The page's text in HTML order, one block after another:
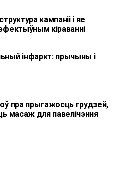
кампаніі і яе
кіраванні
інфаркт: прычыны і
пра прыгажосць грудзей,
масаж для павелічэння